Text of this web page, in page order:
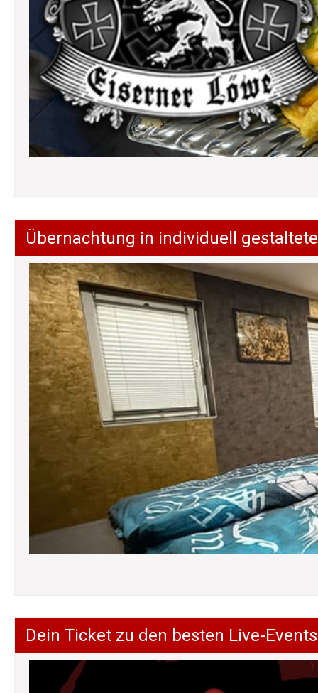
Übernachtung in individuell
Dein Ticket zu den besten Live-Events